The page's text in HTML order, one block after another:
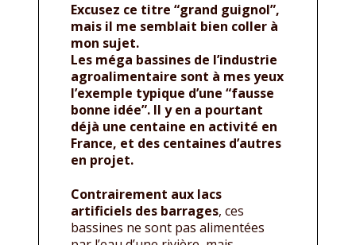
Excusez ce titre “grand guignol”,
mais il me semblait bien coller à
mon sujet.
Les méga bassines de l’industrie
agroalimentaire sont à mes yeux
l’exemple typique d’une “fausse
bonne idée”. Il y en a pourtant
déjà une centaine en activité en
France, et des centaines d’autres
en projet.
Contrairement aux lacs
artificiels des barrages, ces
bassines ne sont pas alimentées